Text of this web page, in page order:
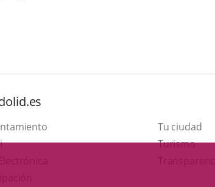
Tu ciudad
TurismoEste